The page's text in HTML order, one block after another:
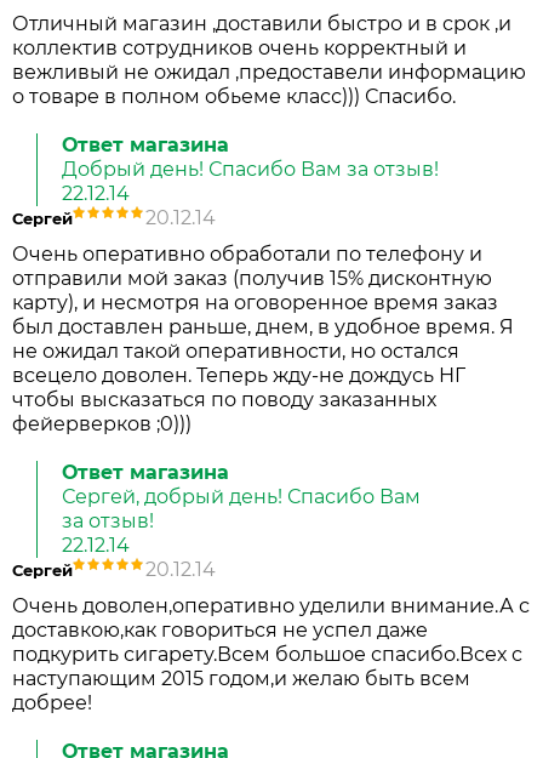
Отличный магазин ,доставили быстро и в срок ,и
коллектив сотрудников очень корректный и
вежливый не ожидал ,предоставели информацию
о товаре в полном обьеме класс))) Спасибо.
Ответ магазина
Добрый день! Спасибо Вам за отзыв!
22.12.14
Сергей
20.12.14
Очень оперативно обработали по телефону и
отправили мой заказ (получив 15% дисконтную
карту), и несмотря на оговоренное время заказ
был доставлен раньше, днем, в удобное время. Я
не ожидал такой оперативности, но остался
всецело доволен. Теперь жду-не дождусь НГ
чтобы высказаться по поводу заказанных
фейерверков ;0)))
Ответ магазина
Сергей, добрый день! Спасибо Вам
за отзыв!
22.12.14
Сергей
20.12.14
Очень доволен,оперативно уделили внимание.А с
доставкою,как говориться не успел даже
подкурить сигарету.Всем большое спасибо.Всех с
наступающим 2015 годом,и желаю быть всем
добрее!
Ответ магазина